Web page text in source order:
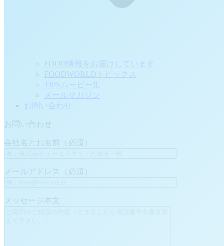
FOOD情報をお届けしています
FOODWORLDトピックス
TIPSムービー集
メールマガジン
お問い合わせ
お問い合わせ
会社名とお名前（必須）
メールアドレス（必須）
メッセージ本文